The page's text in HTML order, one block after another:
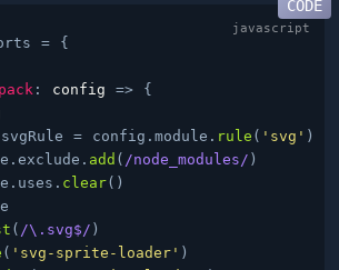
= {
: config => {
svgRule = config.module . rule ( 'svg' )
exclude . add ( /node_modules/ )
uses . clear()
( /\.svg$/ )
( 'svg-sprite-loader' )